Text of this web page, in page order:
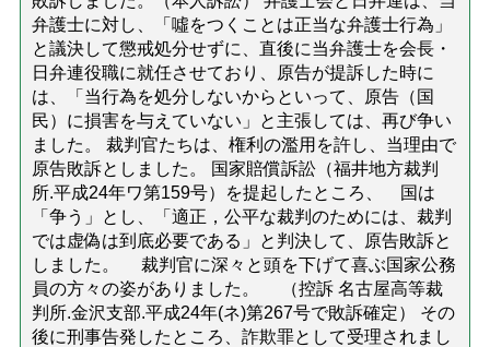
弁護士に対し、「噓をつくことは正当な弁護士行為」
と議決して懲戒処分せずに、直後に当弁護士を会長・
日弁連役職に就任させており、原告が提訴した時に
は、「当行為を処分しないからといって、原告（国
民）に損害を与えていない」と主張しては、再び争い
ました。 裁判官たちは、権利の濫用を許し、当理由で
原告敗訴としました。 国家賠償訴訟（福井地方裁判
所.平成24年ワ第159号）を提起したところ、 国は
「争う」とし、「適正，公平な裁判のためには、裁判
では虚偽は到底必要である」と判決して、原告敗訴と
しました。 裁判官に深々と頭を下げて喜ぶ国家公務
員の方々の姿がありました。 （控訴 名古屋高等裁
判所.金沢支部.平成24年(ネ)第267号で敗訴確定） その
後に刑事告発したところ、詐欺罪として受理されまし